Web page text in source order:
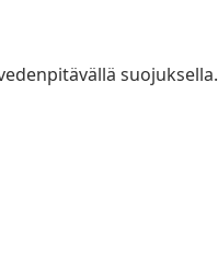
suojuksella.